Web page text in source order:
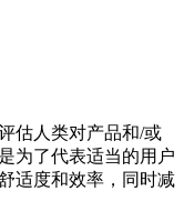
估人类对产品和/或
为了代表适当的用户
适度和效率，同时减